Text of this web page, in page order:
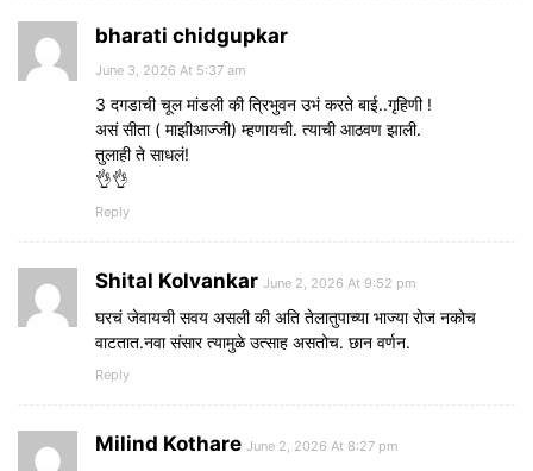
bharati chidgupkar
June 3, 2026 At 5:37 am
3 दगडाची चूल मांडली की त्रिभुवन उभं करते बाई..गृहिणी !
असं सीता ( माझीआज्जी) म्हणायची. त्याची आठवण झाली.
तुलाही ते साधलं!
👌👌
Reply
Shital Kolvankar June 2, 2026 At 9:52 pm
घरचं जेवायची सवय असली की अति तेलातुपाच्या भाज्या रोज नकोच
वाटतात.नवा संसार त्यामुळे उत्साह असतोच. छान वर्णन.
Reply
Milind Kothare June 2, 2026 At 8:27 pm